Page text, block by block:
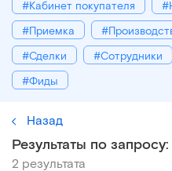
#Кабинет покупателя
#Приемка
#Сделки #Сотрудники
#Фиды
Назад
Результаты по запросу:
2 результата